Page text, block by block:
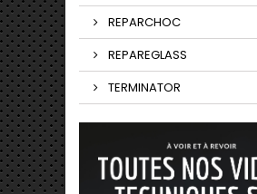
REPARCHOC
REPAREGLASS
TERMINATOR